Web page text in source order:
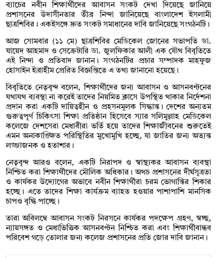
ব্যাচের নবীন শিক্ষার্থীদের আবাসন সংকট দেখা দিয়েছে জানিয়ে
প্রশাসনের উদাসীনতার তীব্র নিন্দা জানিয়েছে বাংলাদেশ ইসলামী
ছাত্রশিবির। একইসঙ্গে দ্রুত সংকট সমাধানের দাবি জানিয়েছে সংগঠনটি।
আজ সোমবার (১১ মে) ছাত্রশিবির মেডিকেল জোনের সভাপতি ডা.
যায়েদ আহমাদ ও সেক্রেটারি ডা. জুলফিকার আলী এক যৌথ বিবৃতিতে
এই নিন্দা ও প্রতিবাদ জানান। সংগঠনটির প্রচার সম্পাদক মাহফুজ
হোসাইন ইব্রাহীম প্রেরিত বিজ্ঞপ্তিতে এ তথ্য জানানো হয়েছে।
বিবৃতিতে নেতৃবৃন্দ বলেন, শিক্ষার্থীদের জন্য আবাসন ও আসনবণ্টনের
যথাযথ ব্যবস্থা না করেই তাদের নিয়মিত ক্লাসে উপস্থিত থাকার নির্দেশনা
প্রদান করা একটি দায়িত্বহীন ও প্রহসনমূলক সিদ্ধান্ত। দেশের অন্যতম
গুরুত্বপূর্ণ চিকিৎসা শিক্ষা প্রতিষ্ঠান হিসেবে স্যার সলিমুল্লাহ মেডিকেল
কলেজে দেশসেরা মেধাবীরা ভর্তি হয়ে তাদের শিক্ষাজীবনের শুরুতেই
এমন অনাকাঙ্ক্ষিত পরিস্থিতির মুখোমুখি হচ্ছে, যা জাতির জন্য অত্যন্ত
লজ্জাজনক ও হতাশার।
নেতৃবৃন্দ আরও বলেন, একটি নিরাপদ ও স্বাস্থ্যকর আবাসন ব্যবস্থা
নিশ্চিত করা শিক্ষার্থীদের মৌলিক অধিকার। অথচ প্রশাসনের দীর্ঘসূত্রতা
ও কার্যকর উদ্যোগের অভাবে নবীন শিক্ষার্থীরা চরম ভোগান্তির শিকার
হচ্ছে। এতে তাদের শিক্ষা কার্যক্রম ব্যাহত হওয়ার পাশাপাশি মানসিক
চাপও বৃদ্ধি পাচ্ছে।
তারা অবিলম্বে আবাসন সংকট নিরসনে কার্যকর পদক্ষেপ গ্রহণ, স্বচ্ছ,
ন্যায়সঙ্গত ও মেধাভিত্তিক আসনবণ্টন নিশ্চিত করা এবং শিক্ষার্থীবান্ধব
পরিবেশ গড়ে তোলার জন্য কলেজ প্রশাসনের প্রতি জোর দাবি জানান।